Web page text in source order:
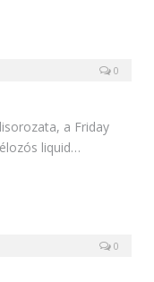
0
a Friday
liquid…
0